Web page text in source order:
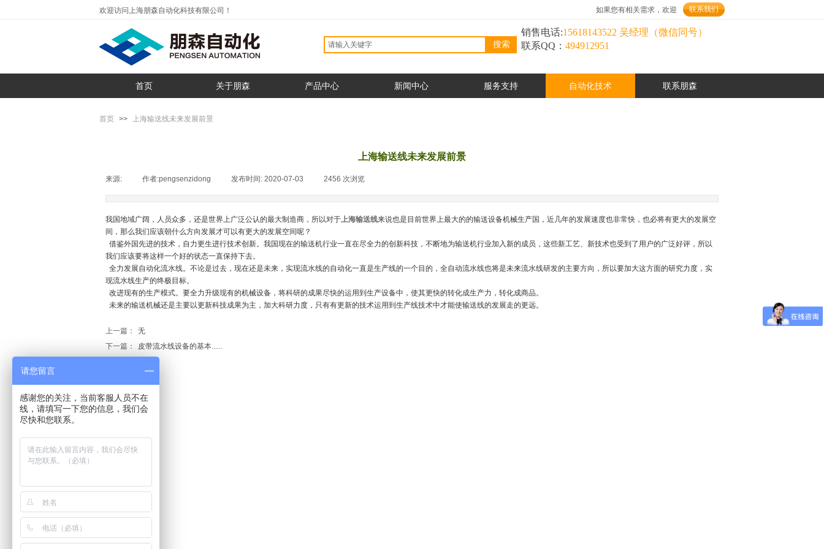
欢迎访问上海朋森自动化科技有限公司！ 如果您有相关需求，欢迎 联系我们
首页 关于朋森 产品中心 新闻中心 服务支持 自动化技术 联系朋森
搜索
销售电话:15618143522 吴经理（微信同号）
联系QQ： 494912951
首页 >> 上海输送线未来发展前景
上海输送线未来发展前景
来源: 作者:pengsenzidong 发布时间: 2020-07-03 2456 次浏览
我国地域广阔，人员众多，还是世界上广泛公认的最大制造商，所以对于上海输送线来说也是目前世界上最大的的输送设备机械生产国，近几年的发展速度也非常快，也必将有更大的发展空
间，那么我们应该朝什么方向发展才可以有更大的发展空间呢？
借鉴外国先进的技术，自力更生进行技术创新。我国现在的输送机行业一直在尽全力的创新科技，不断地为输送机行业加入新的成员，这些新工艺、新技术也受到了用户的广泛好评，所以
我们应该要将这样一个好的状态一直保持下去。
全力发展自动化流水线。不论是过去，现在还是未来，实现流水线的自动化一直是生产线的一个目的，全自动流水线也将是未来流水线研发的主要方向，所以要加大这方面的研究力度，实
现流水线生产的终极目标。
改进现有的生产模式。要全力升级现有的机械设备，将科研的成果尽快的运用到生产设备中，使其更快的转化成生产力，转化成商品。
未来的输送机械还是主要以更新科技成果为主，加大科研力度，只有有更新的技术运用到生产线技术中才能使输送线的发展走的更远。
上一篇：
无
下一篇：
皮带流水线设备的基本......
请您留言
感谢您的关注，当前客服人员不在
线，请填写一下您的信息，我们会
尽快和您联系。